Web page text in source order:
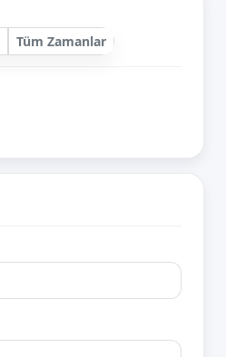
Tüm Zamanlar